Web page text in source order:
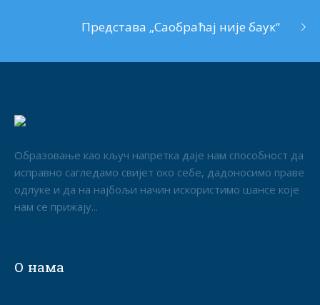
Представа „Саобраћај није баук“
Образовање као кључ напретка даје нам способност да
исправно сагледамо свијет око себе, дадоносимо праве
одлуке и да на најбољи начин искористимо шансе које
нам се прижају...
О нама